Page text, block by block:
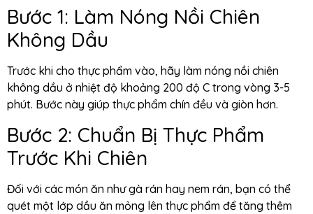
Bước 1: Làm Nóng Nồi Chiên
Không Dầu
Trước khi cho thực phẩm vào, hãy làm nóng nồi chiên
không dầu ở nhiệt độ khoảng 200 độ C trong vòng 3-5
phút. Bước này giúp thực phẩm chín đều và giòn hơn.
Bước 2: Chuẩn Bị Thực Phẩm
Trước Khi Chiên
Đối với các món ăn như gà rán hay nem rán, bạn có thể
quét một lớp dầu ăn mỏng lên thực phẩm để tăng thêm